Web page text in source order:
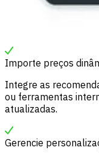
Importe preços
Integre as
ou ferramentas
atualizadas.
Gerencie